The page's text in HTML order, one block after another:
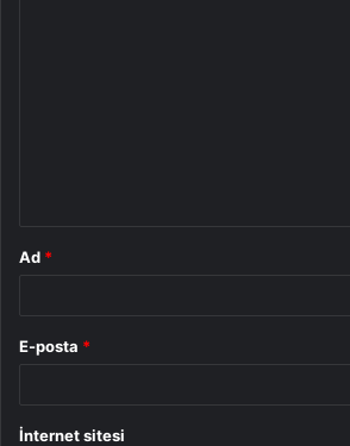
Ad *
E-posta *
İnternet sitesi